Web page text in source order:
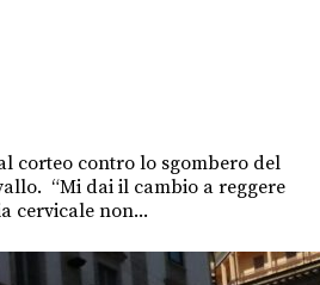
corteo contro lo sgombero del
“Mi dai il cambio a reggere
cervicale non...